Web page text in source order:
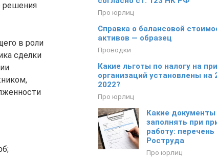
решения
в роли
сделки
Про юрлиц
Справка о балансовой
активов — образец
Проводки
Какие льготы по налогу на
организаций установлены на
2022?
Про юрлиц
Какие документы
заполнять при
работу: перечень
Роструда
Про юрлиц